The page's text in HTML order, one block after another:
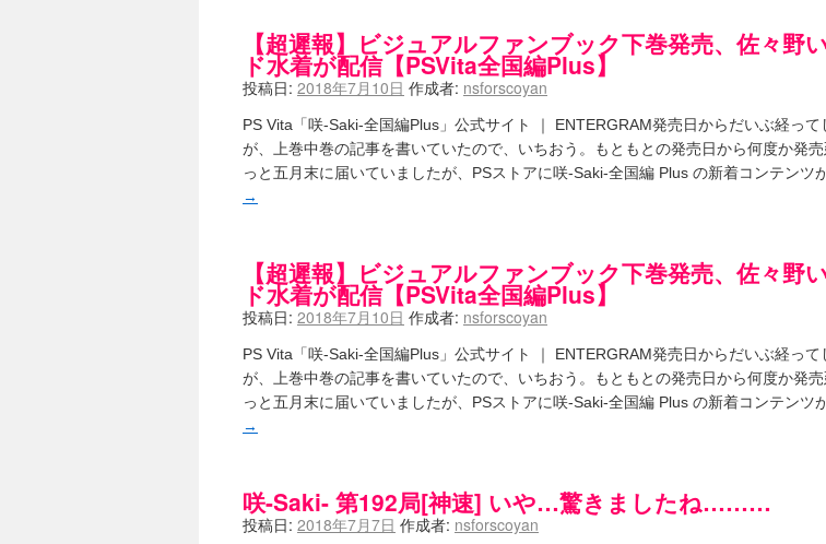
麻雀自由帳 - 咲-Saki- / 咲-Saki-第168局[端緒]感想 照-Teru- 追憶編第1局［照菫］（なんだそれ
LAT. 39°20' N - 咲-Saki- / 永水航路 3 - 霧島の姫は、深山幽谷の頂で天逆鉾の夢を見るだろう -
エトピリカ!! - 咲-saki- / 咲-Saki-16巻 シノハユ7巻表紙予想
ニワカSakiファンの部屋 - 咲-Saki- / 咲の実写化について（再）
低姿勢ニワカの麻雀 / マイナーカップリングSS感想 (07:31)
Hinamado blog - 咲-Saki- / リハビリテーション (04:56)
咲ワン・neo[仮] / 私事。
EL HOLAZO - 咲-Saki- / 吉野から上り方面の帰り道、亀山JCT-四日市IC間の渋滞回避法 (14:34)
咲-Saki-カツゲン備忘録 / 咲-Saki-154局 【奮起】 マジかー！ (13:30)
百合っぽいぶろぐ - 咲-Saki- / シノハユ the down of age 5巻 (06:32)
あかどる日和 - 咲-saki- / 【今回は考察ではなく】原村和-のどっち-の魅力について語ってみる
妥当麻雀界ブログ / コミックマーケット８９に参加します
咲-saki-速報 / 一時休止のお知らせ (08:26)
ふわふわな記憶 / 1 (16:20)
咲っ考 / 何故咲は大将で、照は先鋒なのか？ (15:20)
Danas je lep dan. / [咲-Saki-]もしインターハイのルールが鷲巣麻雀だったら (09:55)
primary colors / 久誕イエ～～～～～～イ！！！！！！ (10:16)
乱れ雪月花 - 咲-Saki- / ブログ終了のお知らせ：今までありがとうございました (15:30)
YUKARI / 【宥菫】 ＳＳ更新とお知らせ 【松実宥誕記念ＳＳ】
【超遲報】ビジュアルファンブック下巻発売、佐々野
ド水着が配信【PSVita全国編Plus】
投稿日: 2018年7月10日 作成者: nsforscoyan
PS Vita「咲-Saki-全国編Plus」公式サイト ｜ ENTERGRAM発売日からだいぶ経って
が、上巻中巻の記事を書いていたので、いちおう。もともとの発売日から何度か発
っと五月末に届いていましたが、PSストアに咲-Saki-全国編 Plus の新着コンテンツ
→
【超遲報】ビジュアルファンブック下巻発売、佐々野
ド水着が配信【PSVita全国編Plus】
投稿日: 2018年7月10日 作成者: nsforscoyan
PS Vita「咲-Saki-全国編Plus」公式サイト ｜ ENTERGRAM発売日からだいぶ経って
が、上巻中巻の記事を書いていたので、いちおう。もともとの発売日から何度か発
っと五月末に届いていましたが、PSストアに咲-Saki-全国編 Plus の新着コンテンツ
→
咲-Saki- 第192局[神速] いや…驚きましたね………
投稿日: 2018年7月7日 作成者: nsforscoyan